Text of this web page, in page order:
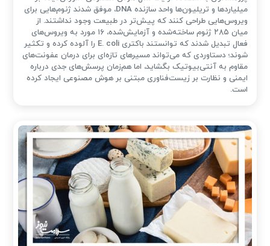
میلیاردها و تریلیون‌ها واحد سازنده DNA، موفق شدند ژنوم‌هایی برای
ویروس‌هایی طراحی کنند که پیش‌تر در طبیعت وجود نداشتند. از
میان ۲۸۵ ژنوم ساخته‌شده و آزمایش‌شده، ۱۶ مورد به ویروس‌های
فعال تبدیل شدند که توانستند باکتری E. coli را آلوده کرده و تکثیر
شوند؛ دستاوردی که می‌تواند مسیرهای تازه‌ای برای درمان عفونت‌های
مقاوم به آنتی‌بیوتیک بگشاید، اما هم‌زمان پرسش‌های جدی درباره
ایمنی و نظارت بر زیست‌فناوری مبتنی بر هوش مصنوعی ایجاد کرده
است.